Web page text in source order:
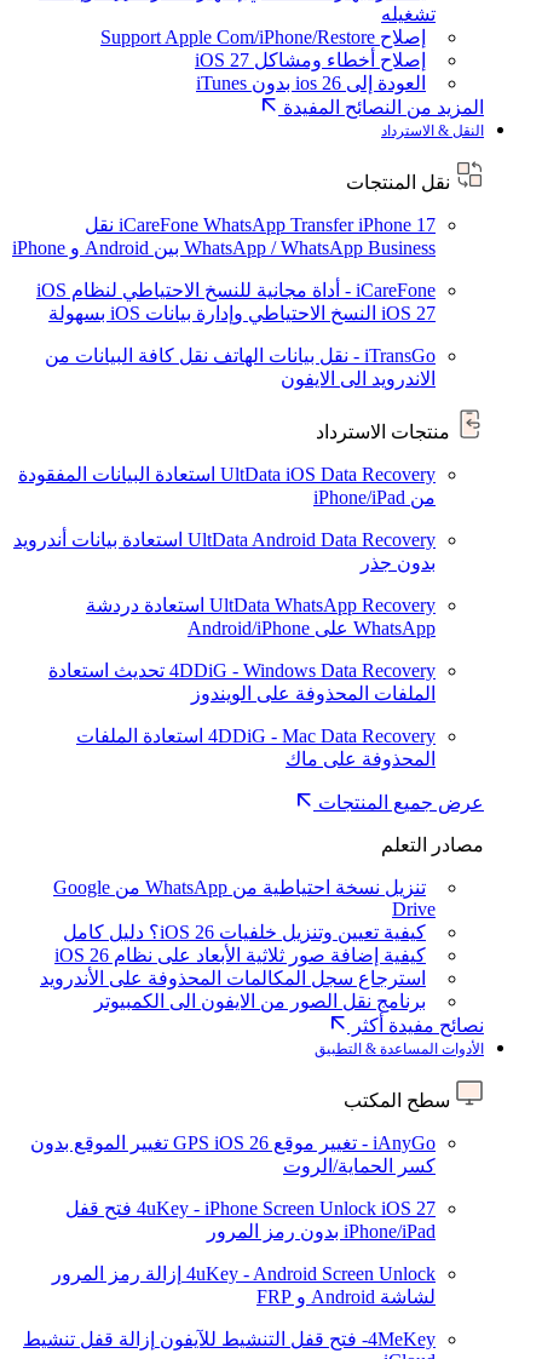
تشغيله
إصلاح Support Apple Com/iPhone/Restore
إصلاح أخطاء ومشاكل iOS 27
العودة إلى ios 26 بدون iTunes
المزيد من النصائح المفيدة
النقل & الاسترداد
نقل المنتجات
iCareFone WhatsApp TransferiPhone 17
نقل
WhatsApp / WhatsApp Business بين Android و iPhone
iCareFone - أداة مجانية للنسخ الاحتياطي لنظام iOS
iOS 27 النسخ الاحتياطي وإدارة بيانات iOS بسهولة
iTransGo - نقل بيانات الهاتف
نقل كافة البيانات من
الاندرويد الى الايفون
منتجات الاسترداد
UltData iOS Data Recovery استعادة البيانات المفقودة
من iPhone/iPad
UltData Android Data Recovery استعادة بيانات أندرويد
بدون جذر
UltData WhatsApp Recovery استعادة دردشة
WhatsApp على Android/iPhone
4DDiG - Windows Data Recovery تحديث استعادة
الملفات المحذوفة على الويندوز
4DDiG - Mac Data Recovery استعادة الملفات
المحذوفة على ماك
عرض جميع المنتجات
مصادر التعلم
تنزيل نسخة احتياطية من WhatsApp من Google
Drive
كيفية تعيين وتنزيل خلفيات iOS 26؟ دليل كامل
كيفية إضافة صور ثلاثية الأبعاد على نظام iOS 26
استرجاع سجل المكالمات المحذوفة على الأندرويد
برنامج نقل الصور من الايفون الى الكمبيوتر
نصائح مفيدة أكثر
الأدوات المساعدة & التطبيق
سطح المكتب
iAnyGo - تغيير موقع GPS iOS 26
تغيير الموقع بدون
كسر الحماية/الروت
4uKey - iPhone Screen Unlock iOS 27
فتح قفل
iPhone/iPad بدون رمز المرور
4uKey - Android Screen Unlock إزالة رمز المرور
لشاشة Android و FRP
4MeKey- فتح قفل التنشيط للآيفون
إزالة قفل تنشيط